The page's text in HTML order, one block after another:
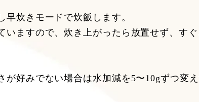
炊きモードで炊飯します。
いますので、炊き上がったら放置せず、す
好みでない場合は水加減を5〜10gずつ変